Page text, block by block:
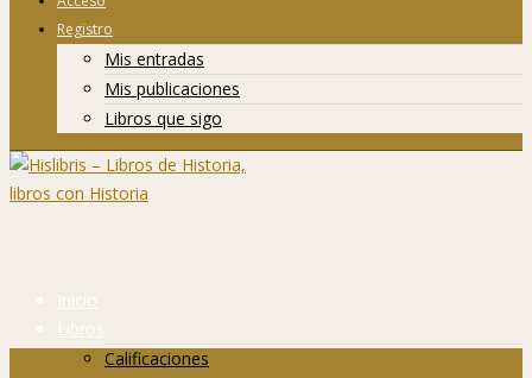
Registro
Mis entradas
Mis publicaciones
Libros que sigo
Inicio
Libros
Calificaciones